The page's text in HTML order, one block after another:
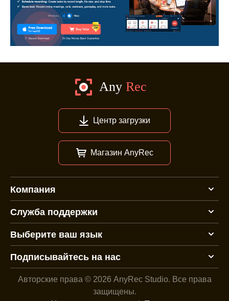
Центр загрузки
Магазин AnyRec
Компания
Служба поддержки
Выберите ваш язык
Подписывайтесь на нас
Авторские права © 2026 AnyRec Studio. Все права
защищены.